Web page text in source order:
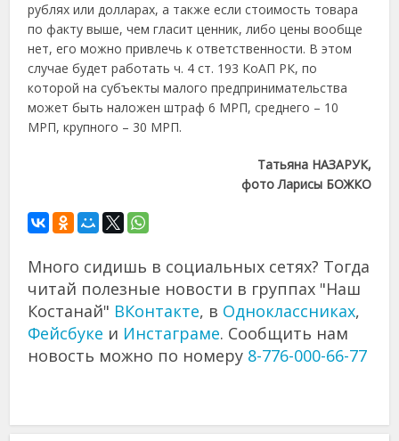
рублях или долларах, а также если стоимость товара
по факту выше, чем гласит ценник, либо цены вообще
нет, его можно привлечь к ответственности. В этом
случае будет работать ч. 4 ст. 193 КоАП РК, по
которой на субъекты малого предпринимательства
может быть наложен штраф 6 МРП, среднего – 10
МРП, крупного – 30 МРП.
Татьяна НАЗАРУК,
фото Ларисы БОЖКО
Много сидишь в социальных сетях? Тогда
читай полезные новости в группах "Наш
Костанай" ВКонтакте, в Одноклассниках,
Фейсбуке и Инстаграме. Сообщить нам
новость можно по номеру 8-776-000-66-77